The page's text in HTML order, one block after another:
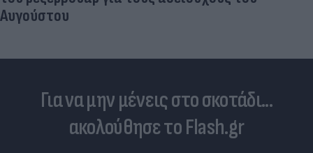
Αυγούστου
Για να μην μένεις στο σκοτάδι...
ακολούθησε το Flash.gr